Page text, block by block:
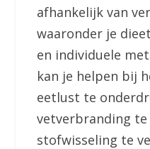
afhankelijk van
waaronder je
en individuele
kan je helpen bij
eetlust te
vetverbranding
stofwisseling te